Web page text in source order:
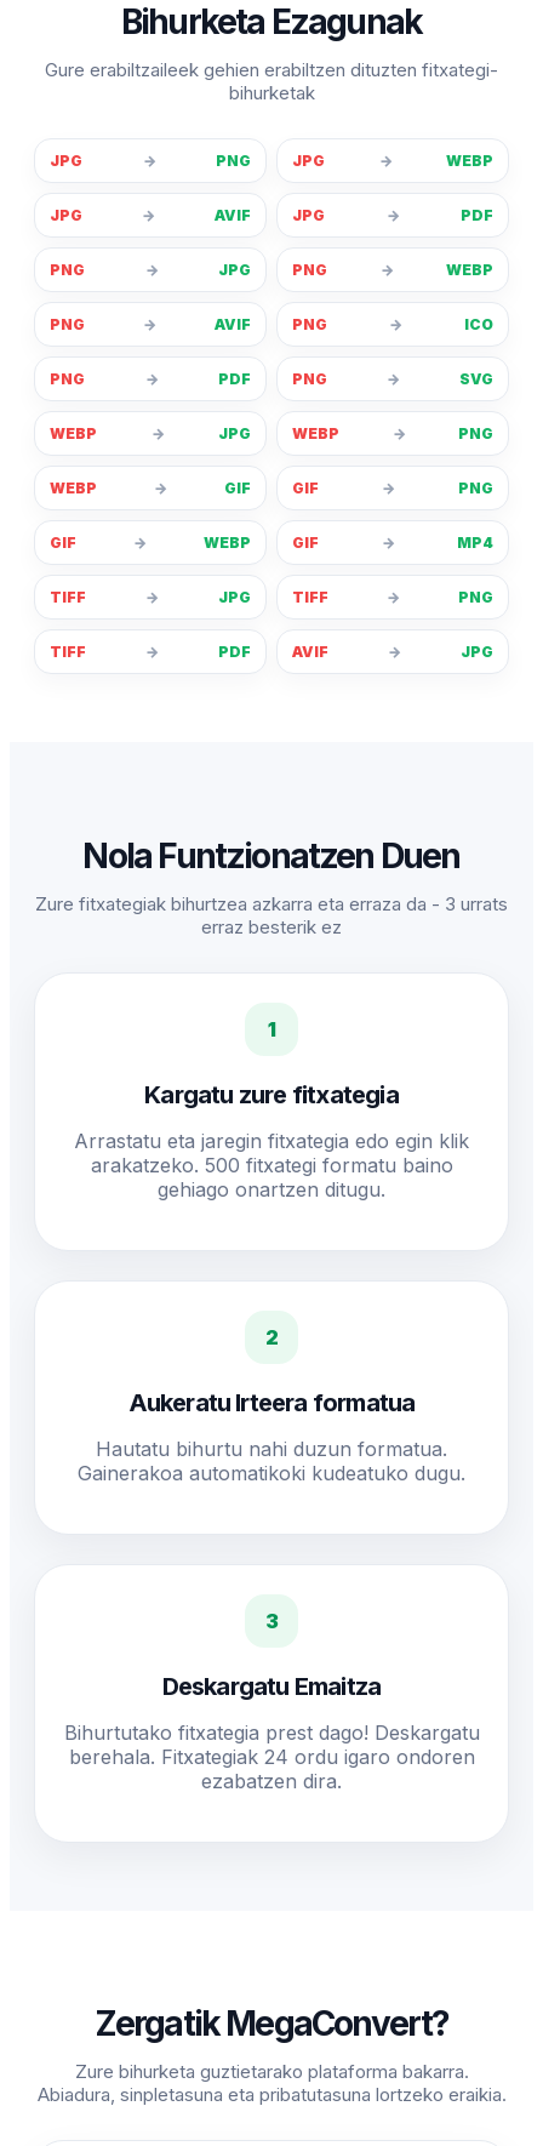
Bihurketa Ezagunak
Gure erabiltzaileek gehien erabiltzen dituzten fitxategi-
bihurketak
JPG → PNG JPG → WEBP
JPG → AVIF JPG → PDF
PNG → JPG PNG → WEBP
PNG → AVIF PNG → ICO
PNG → PDF PNG → SVG
WEBP → JPG WEBP → PNG
WEBP → GIF GIF → PNG
GIF → WEBP GIF → MP4
TIFF → JPG TIFF → PNG
TIFF → PDF AVIF → JPG
Nola Funtzionatzen Duen
Zure fitxategiak bihurtzea azkarra eta erraza da - 3 urrats
erraz besterik ez
1
Kargatu zure fitxategia
Arrastatu eta jaregin fitxategia edo egin klik
arakatzeko. 500 fitxategi formatu baino
gehiago onartzen ditugu.
2
Aukeratu Irteera formatua
Hautatu bihurtu nahi duzun formatua.
Gainerakoa automatikoki kudeatuko dugu.
3
Deskargatu Emaitza
Bihurtutako fitxategia prest dago! Deskargatu
berehala. Fitxategiak 24 ordu igaro ondoren
ezabatzen dira.
Zergatik MegaConvert?
Zure bihurketa guztietarako plataforma bakarra.
Abiadura, sinpletasuna eta pribatutasuna lortzeko eraikia.